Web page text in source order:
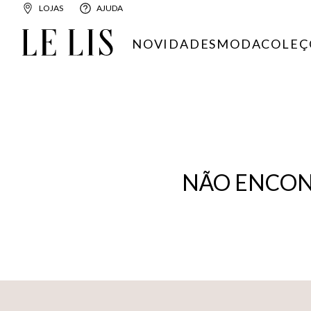
LOJAS AJUDA
NOVIDADESMODA
NÃO